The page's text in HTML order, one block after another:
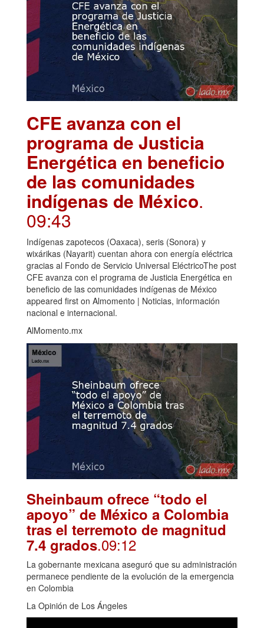
CFE avanza con el
programa de Justicia
Energética en beneficio
de las comunidades
indígenas de México.
09:43
Indígenas zapotecos (Oaxaca), seris (Sonora) y
wixárikas (Nayarit) cuentan ahora con energía eléctrica
gracias al Fondo de Servicio Universal EléctricoThe post
CFE avanza con el programa de Justicia Energética en
beneficio de las comunidades indígenas de México
appeared first on Almomento | Noticias, información
nacional e internacional.
AlMomento.mx
Sheinbaum ofrece “todo el
apoyo” de México a Colombia
tras el terremoto de magnitud
7.4 grados.09:12
La gobernante mexicana aseguró que su administración
permanece pendiente de la evolución de la emergencia
en Colombia
La Opinión de Los Ángeles